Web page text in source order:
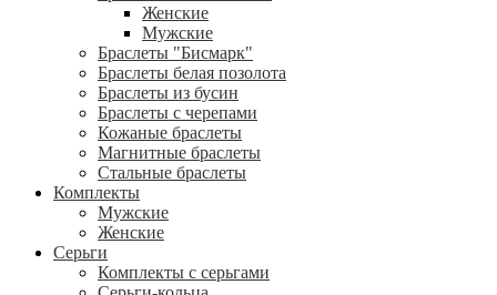
Женские
Мужские
Браслеты "Бисмарк"
Браслеты белая позолота
Браслеты из бусин
Браслеты с черепами
Кожаные браслеты
Магнитные браслеты
Стальные браслеты
Комплекты
Мужские
Женские
Серьги
Комплекты с серьгами